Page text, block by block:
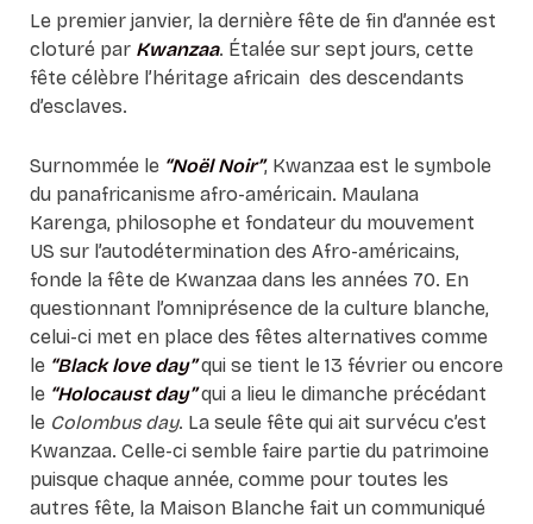
Le premier janvier, la dernière fête de fin d’année est
cloturé par Kwanzaa. Étalée sur sept jours, cette
fête célèbre l’héritage africain des descendants
d’esclaves.
Surnommée le “Noël Noir”, Kwanzaa est le symbole
du panafricanisme afro-américain. Maulana
Karenga, philosophe et fondateur du mouvement
US sur l’autodétermination des Afro-américains,
fonde la fête de Kwanzaa dans les années 70. En
questionnant l’omniprésence de la culture blanche,
celui-ci met en place des fêtes alternatives comme
le“Black love day”qui se tient le 13 février ou encore
le “Holocaust day”qui a lieu le dimanche précédant
le Colombus day. La seule fête qui ait survécu c’est
Kwanzaa. Celle-ci semble faire partie du patrimoine
puisque chaque année, comme pour toutes les
autres fête, la Maison Blanche fait un communiqué